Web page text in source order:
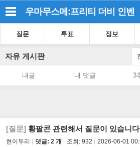
우마무스메:프리티 더비 인벤
질문 투표 정보
자유 게시판
내글 내 댓글 3
[질문] 황팔콘 관련해서 질문이 있습니
현이두리 댓글: 2 개 조회: 932 2026-06-01